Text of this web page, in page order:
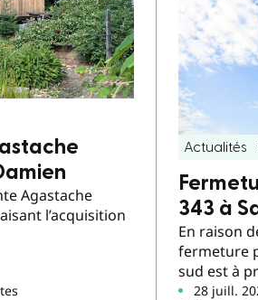
Agastache
l’acquisition
Actualités
343 à
En raison
fermeture
sud est à
28 juill.